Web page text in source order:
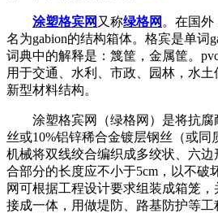
涂塑格宾网 又称绿格网 。在国
名为gabion的结构箱体。格宾是单词
词典中的解释是：篾筐，金属筐。
用于交通、水利、市政、园林，水
新型材料结构。
涂塑格宾网（绿格网）是将抗
丝或10%铝锌稀合金镀层钢丝（或同
机械将双线绞合编织成多绞状、六
合部分的长度应不小于5cm，以不破
网可根据工程设计要求组装成箱笼
接成一体，用做堤防、路基防护等